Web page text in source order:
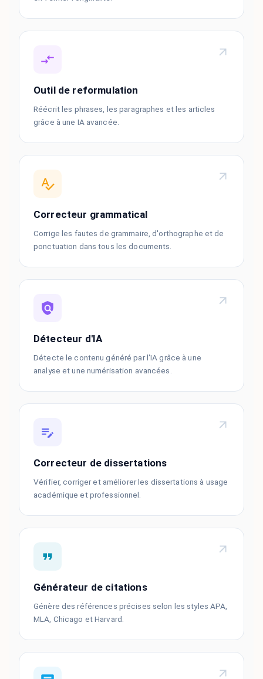
Outil de reformulation
Réécrit les phrases, les paragraphes et les articles
grâce à une IA avancée.
Correcteur grammatical
Corrige les fautes de grammaire, d'orthographe et de
ponctuation dans tous les documents.
Détecteur d'IA
Détecte le contenu généré par l'IA grâce à une
analyse et une numérisation avancées.
Correcteur de dissertations
Vérifier, corriger et améliorer les dissertations à usage
académique et professionnel.
Générateur de citations
Génère des références précises selon les styles APA,
MLA, Chicago et Harvard.